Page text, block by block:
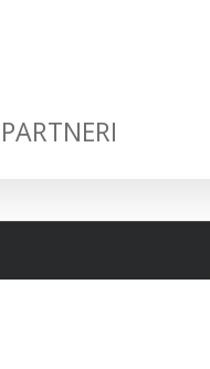
PARTNERI